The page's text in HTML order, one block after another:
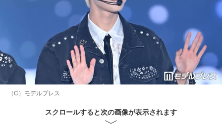
（C）モデルプレス
スクロールすると次の画像が表示されます